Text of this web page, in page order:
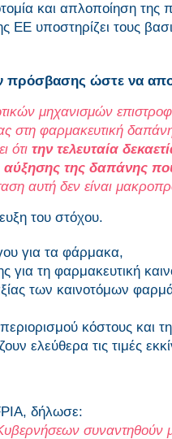
και απλοποίηση
ΕΕ υποστηρίζει τους
ώστε να
μηχανισμών
στη φαρμακευτική
ότι την τελευταία
αύξησης της δαπάνης
αυτή δεν είναι
του στόχου.
για τα φάρμακα,
τη φαρμακευτική
των καινοτόμων
κόστους και
ελεύθερα τις τιμές
δήλωσε:
συναντηθούν